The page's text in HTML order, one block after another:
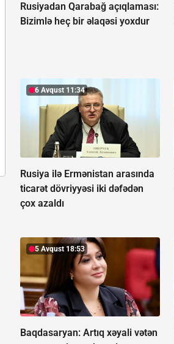
Rusiyadan Qarabağ açıqlaması:
Bizimlə heç bir əlaqəsi yoxdur
6 Avqust 11:34
Rusiya ilə Ermənistan arasında
ticarət dövriyyəsi iki dəfədən
çox azaldı
5 Avqust 18:53
Baqdasaryan: Artıq xəyali vətən